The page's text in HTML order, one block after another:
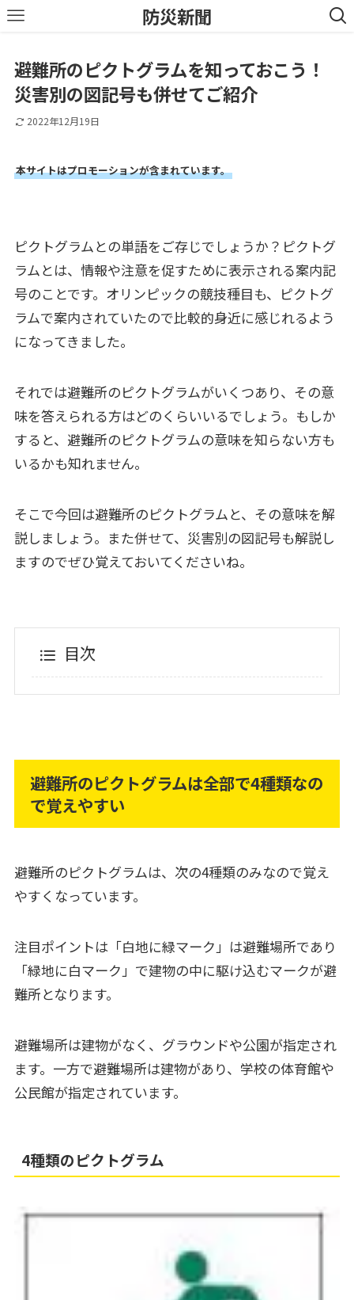
防災新聞
避難所のピクトグラムを知っておこう！
災害別の図記号も併せてご紹介
2022年12月19日
本サイトはプロモーションが含まれています。
ピクトグラムとの単語をご存じでしょうか？ピクトグ
ラムとは、情報や注意を促すために表示される案内記
号のことです。オリンピックの競技種目も、ピクトグ
ラムで案内されていたので比較的身近に感じれるよう
になってきました。
それでは避難所のピクトグラムがいくつあり、その意
味を答えられる方はどのくらいいるでしょう。もしか
すると、避難所のピクトグラムの意味を知らない方も
いるかも知れません。
そこで今回は避難所のピクトグラムと、その意味を解
説しましょう。また併せて、災害別の図記号も解説し
ますのでぜひ覚えておいてくださいね。
目次
避難所のピクトグラムは全部で4種類なの
で覚えやすい
避難所のピクトグラムは、次の4種類のみなので覚え
やすくなっています。
注目ポイントは「白地に緑マーク」は避難場所であり
「緑地に白マーク」で建物の中に駆け込むマークが避
難所となります。
避難場所は建物がなく、グラウンドや公園が指定され
ます。一方で避難場所は建物があり、学校の体育館や
公民館が指定されています。
4種類のピクトグラム